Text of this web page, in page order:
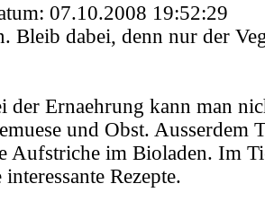
07.10.2008 19:52:29
Bleib dabei, denn nur der
der Ernaehrung kann man
und Obst. Ausserdem
Aufstriche im Bioladen. Im
Rezepte.